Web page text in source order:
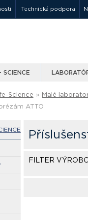
Technická podpora
SCIENCE
Science » Malé
ATTO
FILTER